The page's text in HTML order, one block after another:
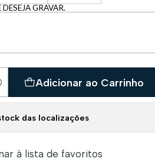
DESEJA GRAVAR.
Adicionar ao Carrinho
das localizações
à lista de favoritos